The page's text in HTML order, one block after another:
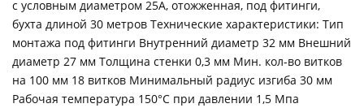
с условным диаметром 25А, отожженная, под фитинги,
бухта длиной 30 метров Технические характеристики: Тип
монтажа под фитинги Внутренний диаметр 32 мм Внешний
диаметр 27 мм Толщина стенки 0,3 мм Мин. кол-во витков
на 100 мм 18 витков Минимальный радиус изгиба 30 мм
Рабочая температура 150°С при давлении 1,5 Мпа